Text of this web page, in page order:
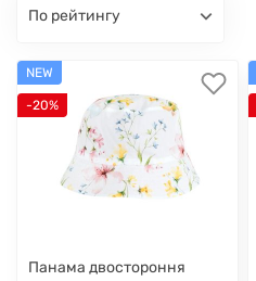
по рейтингу
NEW
-20%
Панама двостороння